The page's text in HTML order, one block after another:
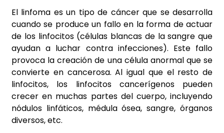
El linfoma es un tipo de cáncer que se desarrolla
cuando se produce un fallo en la forma de actuar
de los linfocitos (células blancas de la sangre que
ayudan a luchar contra infecciones). Este fallo
provoca la creación de una célula anormal que se
convierte en cancerosa. Al igual que el resto de
linfocitos, los linfocitos cancerígenos pueden
crecer en muchas partes del cuerpo, incluyendo
nódulos linfáticos, médula ósea, sangre, órganos
diversos, etc.